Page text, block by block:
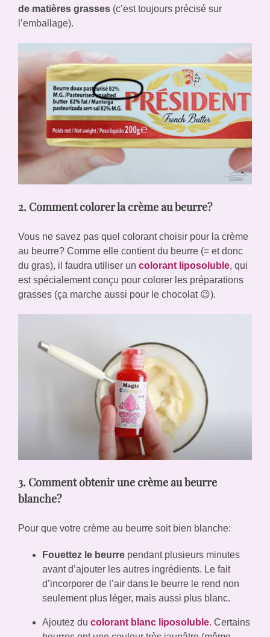
de matières grasses (c’est toujours précisé sur
l’emballage).
2. Comment colorer la crème au beurre?
Vous ne savez pas quel colorant choisir pour la crème
au beurre? Comme elle contient du beurre (= et donc
du gras), il faudra utiliser un colorant liposoluble, qui
est spécialement conçu pour colorer les préparations
grasses (ça marche aussi pour le chocolat 😉).
3. Comment obtenir une crème au beurre
blanche?
Pour que votre crème au beurre soit bien blanche:
Fouettez le beurre pendant plusieurs minutes
avant d’ajouter les autres ingrédients. Le fait
d’incorporer de l’air dans le beurre le rend non
seulement plus léger, mais aussi plus blanc.
Ajoutez du colorant blanc liposoluble. Certains